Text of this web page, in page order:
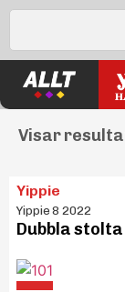
Visar
Yippie
Yippie 8 2022
Dubbla